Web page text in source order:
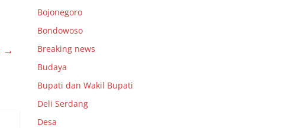
→
Bojonegoro
Bondowoso
Breaking news
Budaya
Bupati dan Wakil Bupati
Deli Serdang
Desa